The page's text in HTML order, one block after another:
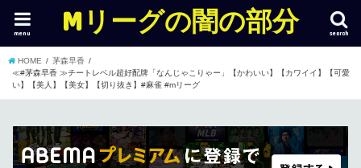
Mリーグの闇の部分 search
menu
HOME
茅森早香
≪#茅森早香 ≫チートレベル超好配牌「なんじゃこりゃー」【かわいい】【カワイイ】【可愛
い】【美人】【美女】【切り抜き】#麻雀 #mリーグ